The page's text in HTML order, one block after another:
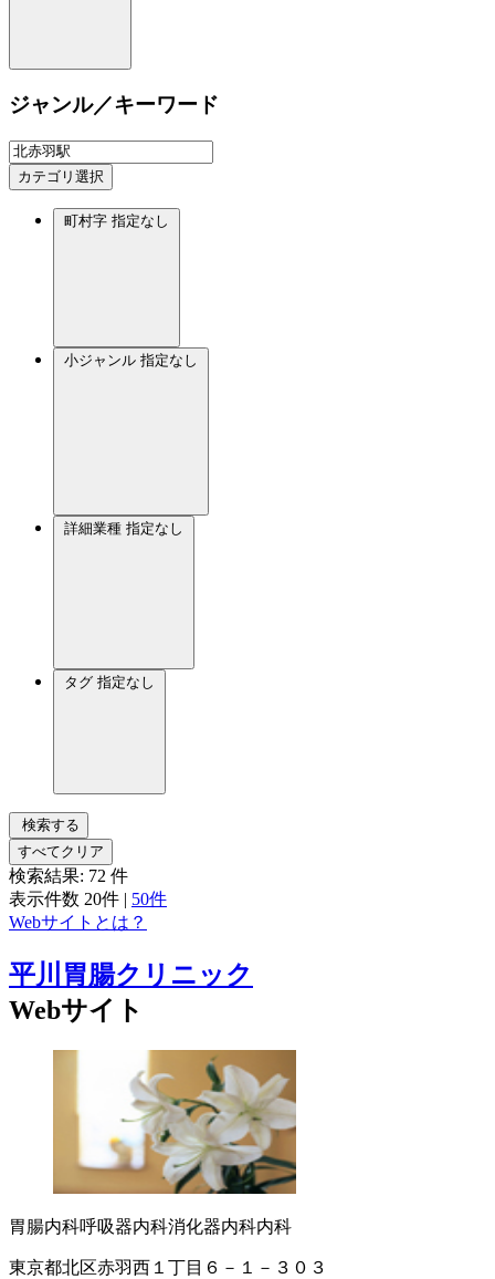
ジャンル／キーワード
カテゴリ選択
町村字 指定なし
小ジャンル 指定なし
詳細業種 指定なし
タグ 指定なし
検索する
すべてクリア
検索結果: 72 件
表示件数 20件 | 50件
Webサイトとは？
平川胃腸クリニック
Webサイト
胃腸内科呼吸器内科消化器内科内科
東京都北区赤羽西１丁目６－１－３０３